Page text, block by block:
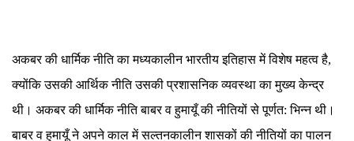
अकबर की धार्मिक नीति का मध्यकालीन भारतीय इतिहास में विशेष महत्व है,
क्योंकि उसकी आर्थिक नीति उसकी प्रशासनिक व्यवस्था का मुख्य केन्द्र
थी। अकबर की धार्मिक नीति बाबर व हुमायूँ की नीतियों से पूर्णत: भिन्न थी।
बाबर व हुमायूँ ने अपने काल में सल्तनकालीन शासकों की नीतियों का पालन